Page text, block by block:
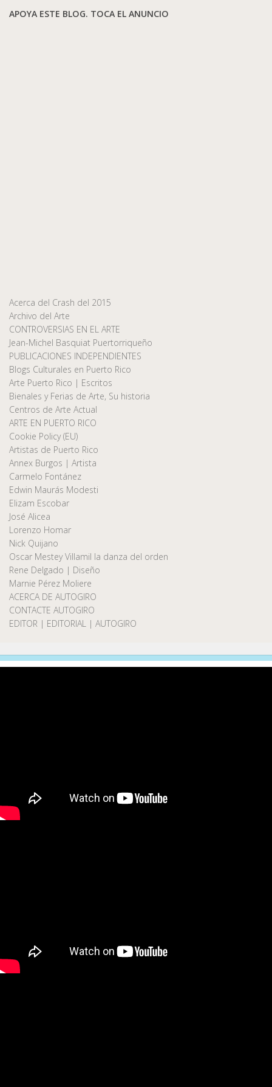
APOYA ESTE BLOG. TOCA EL ANUNCIO
Acerca del Crash del 2015
Archivo del Arte
CONTROVERSIAS EN EL ARTE
Jean-Michel Basquiat Puertorriqueño
PUBLICACIONES INDEPENDIENTES
Blogs Culturales en Puerto Rico
Arte Puerto Rico | Escritos
Bienales y Ferias de Arte, Su historia
Centros de Arte Actual
ARTE EN PUERTO RICO
Cookie Policy (EU)
Artistas de Puerto Rico
Annex Burgos | Artista
Carmelo Fontánez
Edwin Maurás Modesti
Elizam Escobar
José Alicea
Lorenzo Homar
Nick Quijano
Oscar Mestey Villamil la danza del orden
Rene Delgado | Diseño
Marnie Pérez Moliere
ACERCA DE AUTOGIRO
CONTACTE AUTOGIRO
EDITOR | EDITORIAL | AUTOGIRO